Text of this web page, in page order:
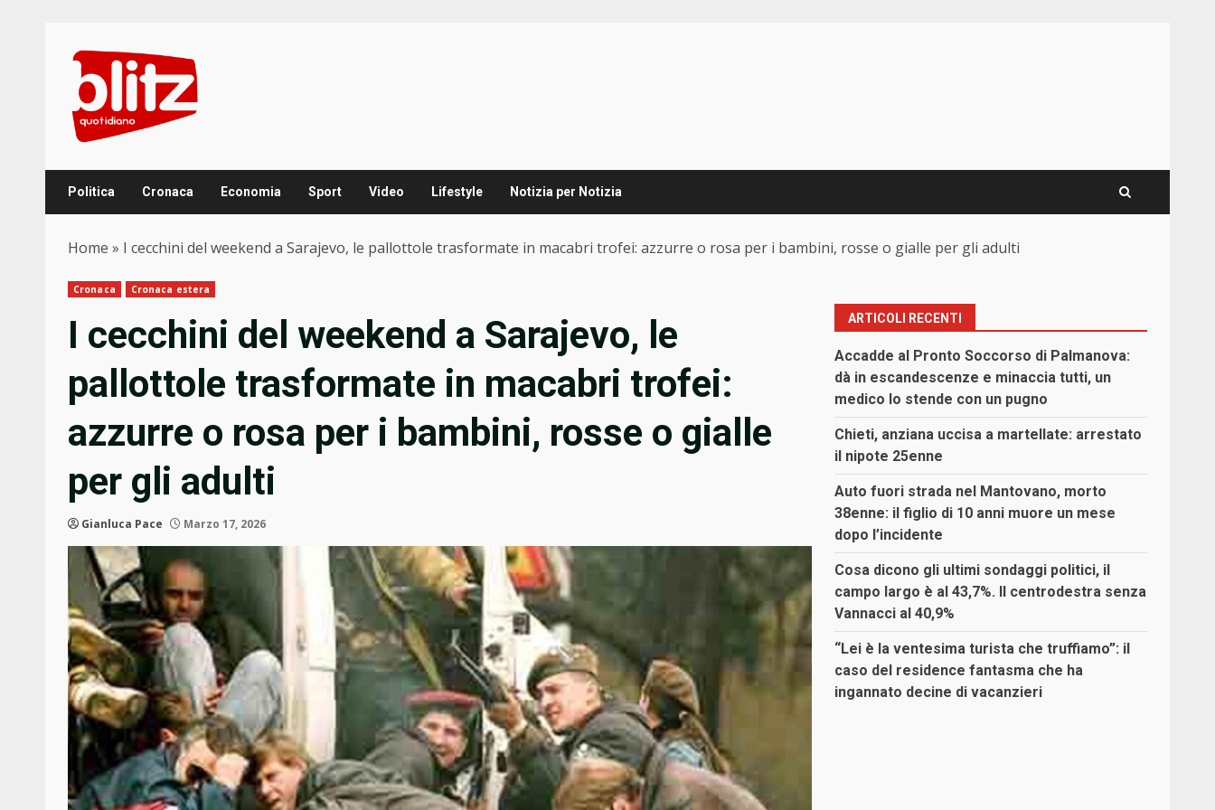
content
Politica Cronaca Economia Sport Video Lifestyle Notizia per Notizia
Home » I cecchini del weekend a Sarajevo, le pallottole trasformate in macabri trofei: azzurre o rosa per i bambini, rosse o gialle per gli adulti
Cronaca Cronaca estera
I cecchini del weekend a Sarajevo, le
pallottole trasformate in macabri trofei:
azzurre o rosa per i bambini, rosse o gialle
per gli adulti
Gianluca Pace Marzo 17, 2026
ARTICOLI RECENTI
Accadde al Pronto Soccorso di Palmanova:
dà in escandescenze e minaccia tutti, un
medico lo stende con un pugno
Chieti, anziana uccisa a martellate: arrestato
il nipote 25enne
Auto fuori strada nel Mantovano, morto
38enne: il figlio di 10 anni muore un mese
dopo l’incidente
Cosa dicono gli ultimi sondaggi politici, il
campo largo è al 43,7%. Il centrodestra senza
Vannacci al 40,9%
“Lei è la ventesima turista che truffiamo”: il
caso del residence fantasma che ha
ingannato decine di vacanzieri